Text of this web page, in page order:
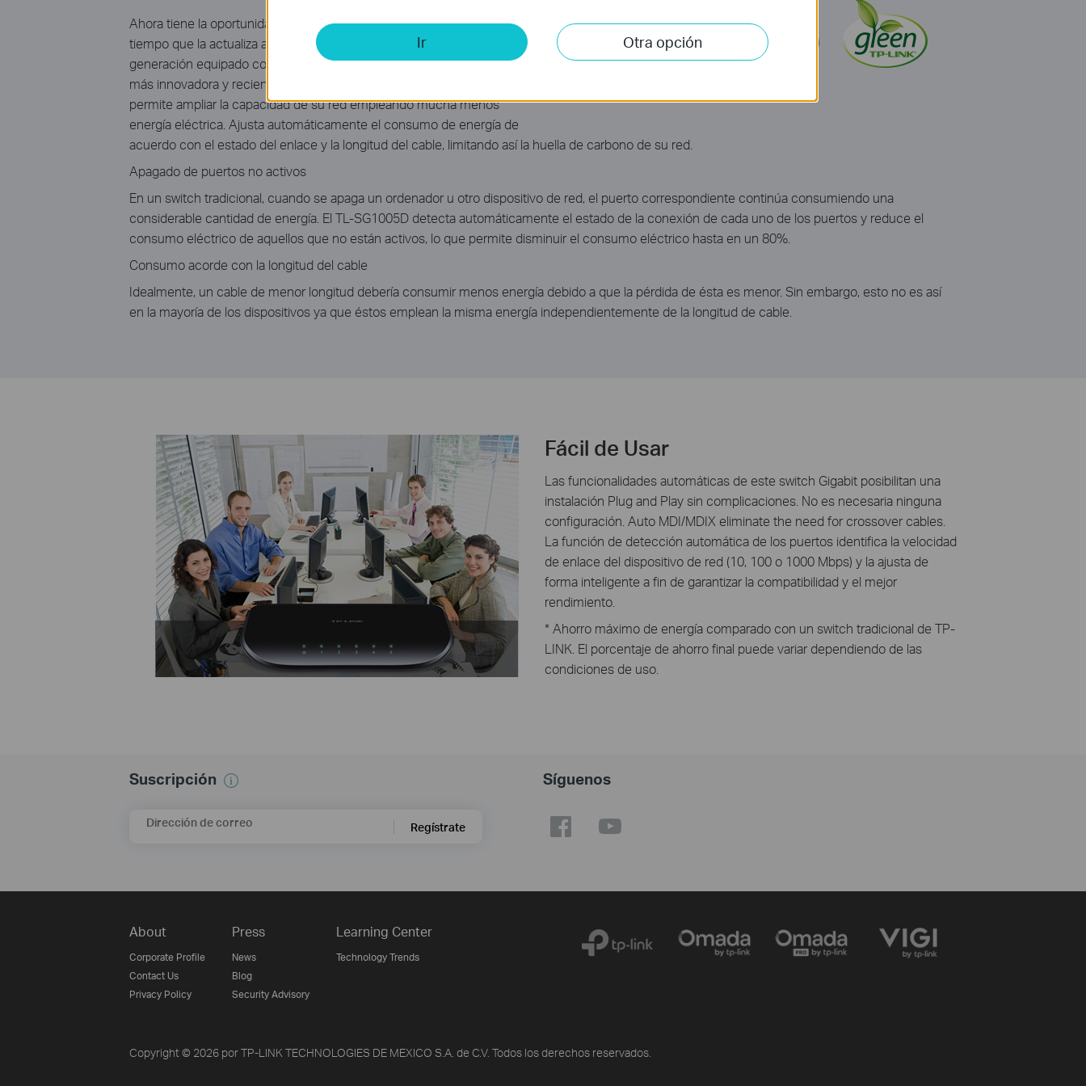
Ahora tiene la oportunidad de convertir su red en ecológica al mismo
tiempo que la actualiza a la tecnología Gigabit. El switch de nueva
generación equipado con 5 puertos Gigabit TL-SG1005D incorpora la
más innovadora y reciente tecnología de eficiencia energética. Ello le
permite ampliar la capacidad de su red empleando mucha menos
energía eléctrica. Ajusta automáticamente el consumo de energía de
acuerdo con el estado del enlace y la longitud del cable, limitando así la huella de carbono de su red.
Apagado de puertos no activos
En un switch tradicional, cuando se apaga un ordenador u otro dispositivo de red, el puerto correspondiente continúa consumiendo una
considerable cantidad de energía. El TL-SG1005D detecta automáticamente el estado de la conexión de cada uno de los puertos y reduce el
consumo eléctrico de aquellos que no están activos, lo que permite disminuir el consumo eléctrico hasta en un 80%.
Consumo acorde con la longitud del cable
Idealmente, un cable de menor longitud debería consumir menos energía debido a que la pérdida de ésta es menor. Sin embargo, esto no es así
en la mayoría de los dispositivos ya que éstos emplean la misma energía independientemente de la longitud de cable.
Fácil de Usar
Las funcionalidades automáticas de este switch Gigabit posibilitan una
instalación Plug and Play sin complicaciones. No es necesaria ninguna
configuración. Auto MDI/MDIX eliminate the need for crossover cables.
La función de detección automática de los puertos identifica la velocidad
de enlace del dispositivo de red (10, 100 o 1000 Mbps) y la ajusta de
forma inteligente a fin de garantizar la compatibilidad y el mejor
rendimiento.
* Ahorro máximo de energía comparado con un switch tradicional de TP-
LINK. El porcentaje de ahorro final puede variar dependiendo de las
condiciones de uso.
Suscripción
Dirección de correo Regístrate
Síguenos
About
Corporate Profile
Contact Us
Privacy Policy
Press
News
Blog
Security Advisory
Learning Center
Technology Trends
Copyright © 2026 por TP-LINK TECHNOLOGIES DE MEXICO S.A. de C.V. Todos los derechos reservados.
Ir Otra opción